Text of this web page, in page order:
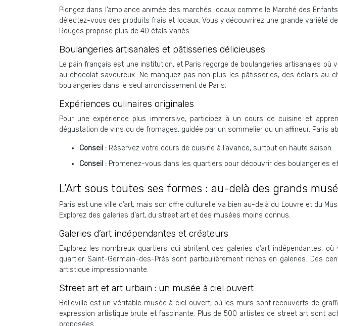
Plongez dans l’ambiance animée des marchés locaux comme le Marché des
délectez-vous des produits frais et locaux. Vous y découvrirez une grande variété
Rouges propose plus de 40 étals variés.
Boulangeries artisanales et pâtisseries délicieuses
Le pain français est une institution, et Paris regorge de boulangeries artisanales
au chocolat savoureux. Ne manquez pas non plus les pâtisseries, des éclairs au
boulangeries dans le seul arrondissement de Paris.
Expériences culinaires originales
Pour une expérience plus immersive, participez à un cours de cuisine et
dégustation de vins ou de fromages, guidée par un sommelier ou un affineur. Paris
Conseil : Réservez votre cours de cuisine à l’avance, surtout en haute saison.
Conseil : Promenez-vous dans les quartiers pour découvrir des boulangeries
L’Art sous toutes ses formes : au-delà des grands
Paris est une ville d’art, mais son offre culturelle va bien au-delà du Louvre et du
Explorez des galeries d’art, du street art et des musées moins connus.
Galeries d’art indépendantes et créateurs
Explorez les nombreux quartiers qui abritent des galeries d’art indépendantes,
quartier Saint-Germain-des-Prés sont particulièrement riches en galeries. Des
artistique impressionnante.
Street art et art urbain : un musée à ciel ouvert
Belleville est un véritable musée à ciel ouvert, où les murs sont recouverts de
expression artistique brute et fascinante. Plus de 500 artistes de street art sont
proposées.